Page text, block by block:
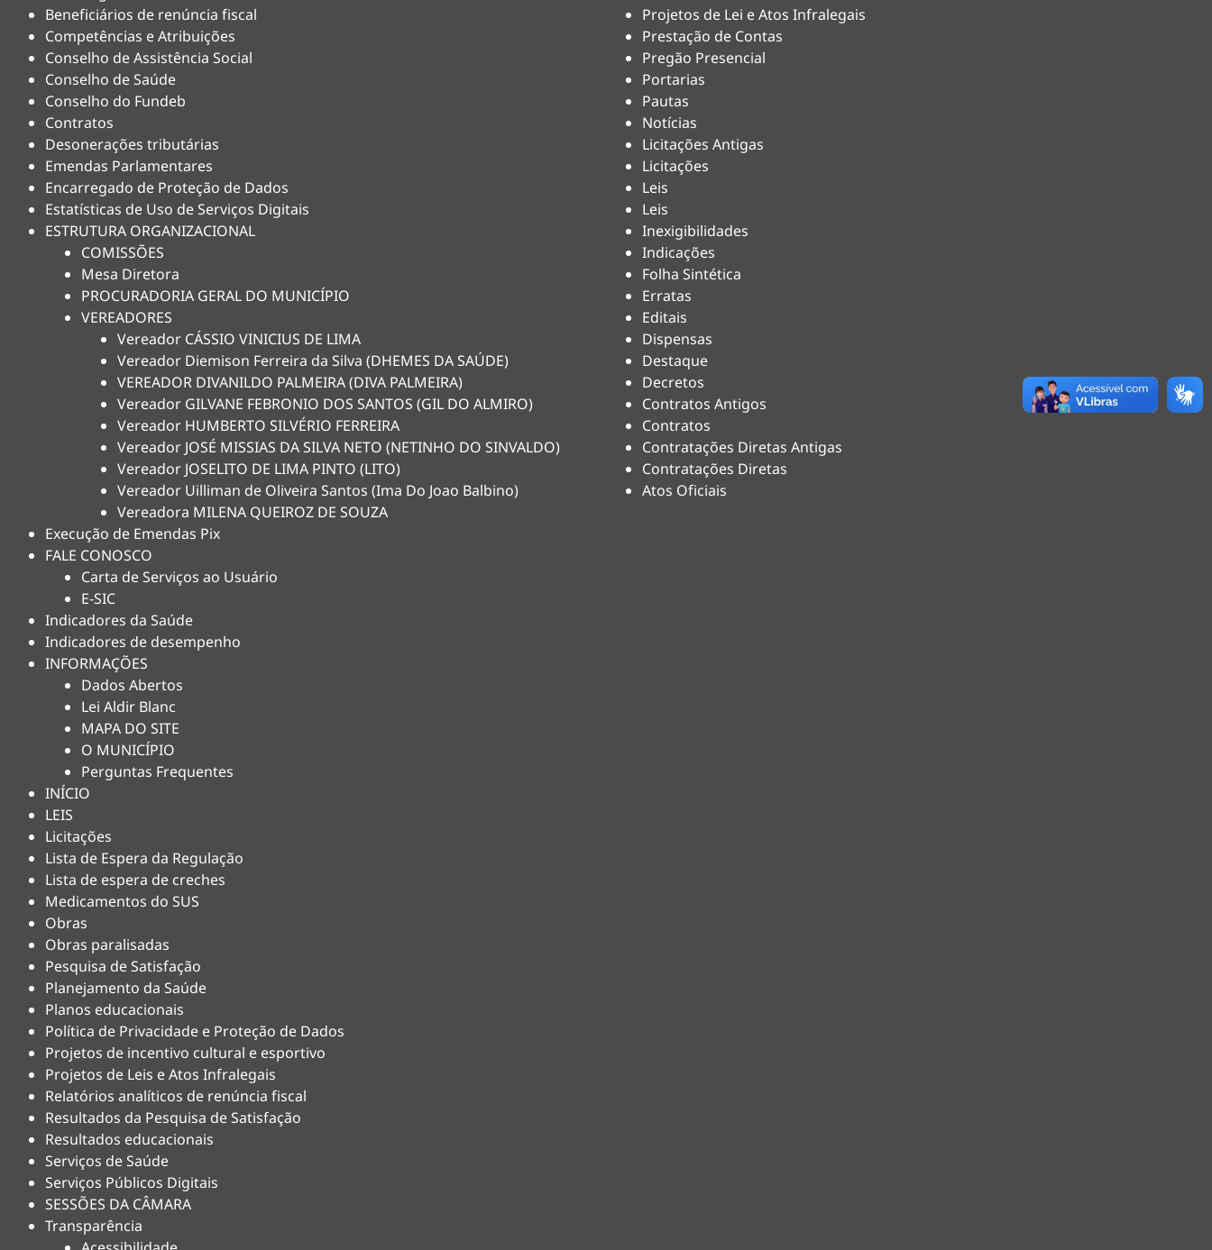
Beneficiários de renúncia fiscal
Competências e Atribuições
Conselho de Assistência Social
Conselho de Saúde
Conselho do Fundeb
Contratos
Desonerações tributárias
Emendas Parlamentares
Encarregado de Proteção de Dados
Estatísticas de Uso de Serviços Digitais
ESTRUTURA ORGANIZACIONAL
COMISSÕES
Mesa Diretora
PROCURADORIA GERAL DO MUNICÍPIO
VEREADORES
Vereador CÁSSIO VINICIUS DE LIMA
Vereador Diemison Ferreira da Silva (DHEMES DA SAÚDE)
VEREADOR DIVANILDO PALMEIRA (DIVA PALMEIRA)
Vereador GILVANE FEBRONIO DOS SANTOS (GIL DO ALMIRO)
Vereador HUMBERTO SILVÉRIO FERREIRA
Vereador JOSÉ MISSIAS DA SILVA NETO (NETINHO DO SINVALDO)
Vereador JOSELITO DE LIMA PINTO (LITO)
Vereador Uilliman de Oliveira Santos (Ima Do Joao Balbino)
Vereadora MILENA QUEIROZ DE SOUZA
Execução de Emendas Pix
FALE CONOSCO
Carta de Serviços ao Usuário
E-SIC
Indicadores da Saúde
Indicadores de desempenho
INFORMAÇÕES
Dados Abertos
Lei Aldir Blanc
MAPA DO SITE
O MUNICÍPIO
Perguntas Frequentes
INÍCIO
LEIS
Licitações
Lista de Espera da Regulação
Lista de espera de creches
Medicamentos do SUS
Obras
Obras paralisadas
Pesquisa de Satisfação
Planejamento da Saúde
Planos educacionais
Política de Privacidade e Proteção de Dados
Projetos de incentivo cultural e esportivo
Projetos de Leis e Atos Infralegais
Relatórios analíticos de renúncia fiscal
Resultados da Pesquisa de Satisfação
Resultados educacionais
Serviços de Saúde
Serviços Públicos Digitais
SESSÕES DA CÂMARA
Transparência
Projetos de Lei e Atos Infralegais
Prestação de Contas
Pregão Presencial
Portarias
Pautas
Notícias
Licitações Antigas
Licitações
Leis
Leis
Inexigibilidades
Indicações
Folha Sintética
Erratas
Editais
Dispensas
Destaque
Decretos
Contratos Antigos
Contratos
Contratações Diretas Antigas
Contratações Diretas
Atos Oficiais